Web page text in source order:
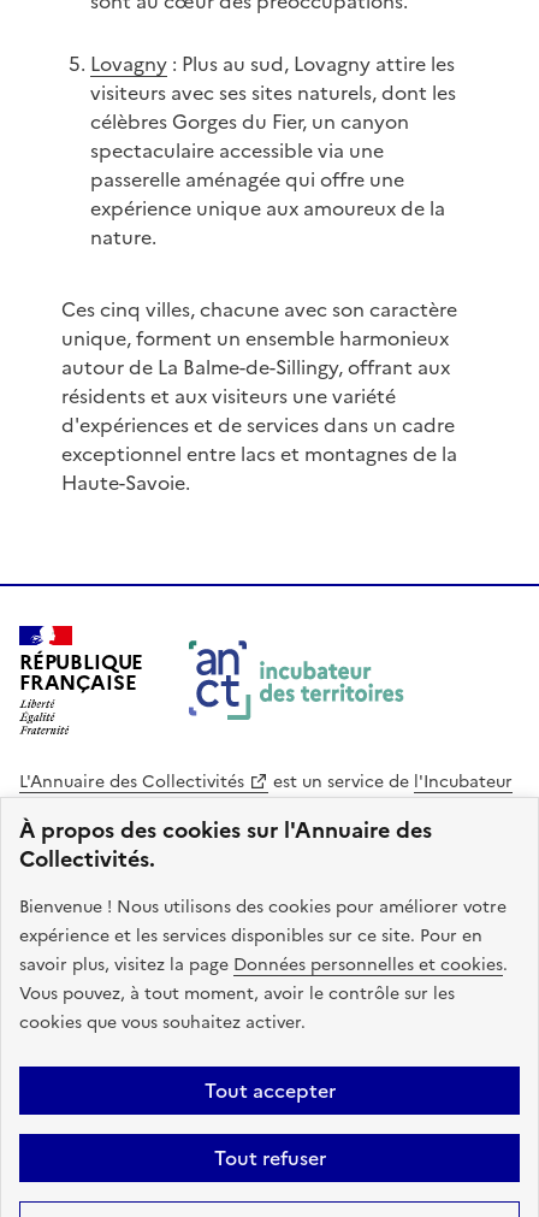
À propos des cookies sur l'Annuaire des
Collectivités.
Bienvenue ! Nous utilisons des cookies pour améliorer votre
expérience et les services disponibles sur ce site. Pour en
savoir plus, visitez la page Données personnelles et cookies.
Vous pouvez, à tout moment, avoir le contrôle sur les
cookies que vous souhaitez activer.
Tout accepter
Tout refuser
Lovagny: Plus au sud, Lovagny attire les
visiteurs avec ses sites naturels, dont les
célèbres Gorges du Fier, un canyon
spectaculaire accessible via une
passerelle aménagée qui offre une
expérience unique aux amoureux de la
nature.
Ces cinq villes, chacune avec son caractère
unique, forment un ensemble harmonieux
autour de La Balme-de-Sillingy, offrant aux
résidents et aux visiteurs une variété
d'expériences et de services dans un cadre
exceptionnel entre lacs et montagnes de la
Haute-Savoie.
RÉPUBLIQUE
FRANÇAISE
L'Annuaire des Collectivités est un service de l'Incubateur
des Territoires
Cohésion des Territoires
. Le code source de ce site web
est disponible en licence libre. Le design de ce site est conçu
avec le système de design de l’État.
legifrance.gouv.fr
info.gouv.fr
service-public.gouv.fr
data.gouv.fr
Plan du site Accessibilite : non conforme
Mentions légales
Politique de confidentialité
Gestion des cookies FAQ
Kit de
Statistiques Code source